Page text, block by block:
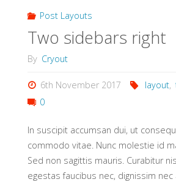
Post Layouts
Two sidebars right
By Cryout
6th November 2017 layout,
0
In suscipit accumsan dui, ut
commodo vitae. Nunc molestie id
Sed non sagittis mauris. Curabitur
egestas faucibus nec, dignissim nec